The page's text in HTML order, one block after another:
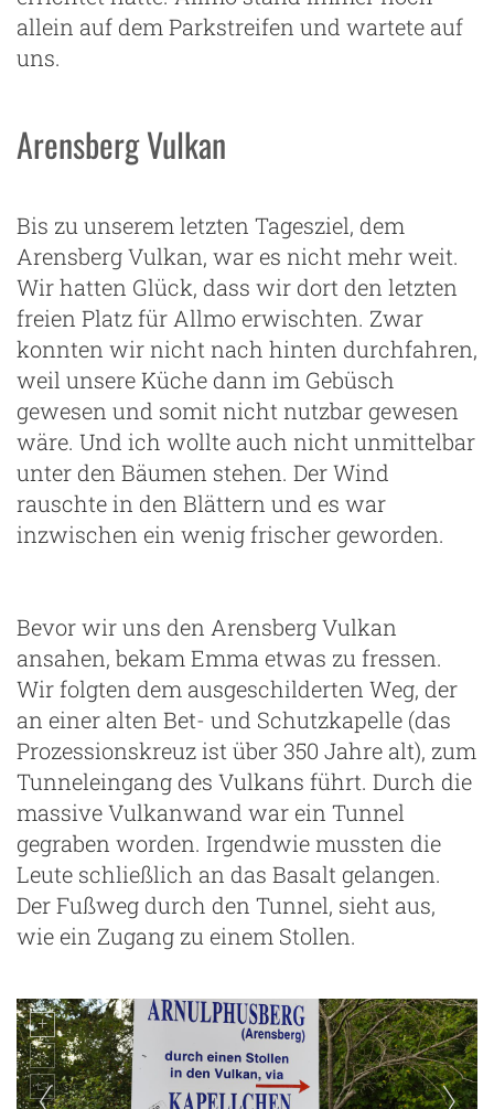
allein auf dem Parkstreifen und wartete auf
uns.
Arensberg Vulkan
Bis zu unserem letzten Tagesziel, dem
Arensberg Vulkan, war es nicht mehr weit.
Wir hatten Glück, dass wir dort den letzten
freien Platz für Allmo erwischten. Zwar
konnten wir nicht nach hinten durchfahren,
weil unsere Küche dann im Gebüsch
gewesen und somit nicht nutzbar gewesen
wäre. Und ich wollte auch nicht unmittelbar
unter den Bäumen stehen. Der Wind
rauschte in den Blättern und es war
inzwischen ein wenig frischer geworden.
Bevor wir uns den Arensberg Vulkan
ansahen, bekam Emma etwas zu fressen.
Wir folgten dem ausgeschilderten Weg, der
an einer alten Bet- und Schutzkapelle (das
Prozessionskreuz ist über 350 Jahre alt), zum
Tunneleingang des Vulkans führt. Durch die
massive Vulkanwand war ein Tunnel
gegraben worden. Irgendwie mussten die
Leute schließlich an das Basalt gelangen.
Der Fußweg durch den Tunnel, sieht aus,
wie ein Zugang zu einem Stollen.